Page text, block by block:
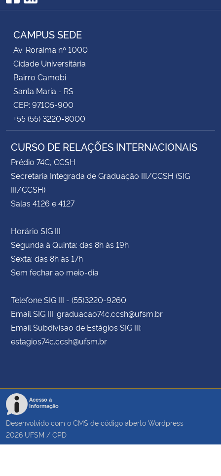
Facebook
RSS
CAMPUS SEDE
Av. Roraima nº 1000
Cidade Universitária
Bairro Camobi
Santa Maria - RS
CEP: 97105-900
+55 (55) 3220-8000
CURSO DE RELAÇÕES INTERNACIONAIS
Prédio 74C, CCSH
Secretaria Integrada de Graduação III/CCSH (SIG
III/CCSH)
Salas 4126 e 4127
Horário SIG III
Segunda à Quinta: das 8h às 19h
Sexta: das 8h às 17h
Sem fechar ao meio-dia
Telefone SIG III - (55)3220-9260
Email SIG III: graduacao74c.ccsh@ufsm.br
Email Subdivisão de Estágios SIG III:
estagios74c.ccsh@ufsm.br
Acesso à
Informação
Desenvolvido com o CMS de código aberto Wordpress
2026 UFSM / CPD